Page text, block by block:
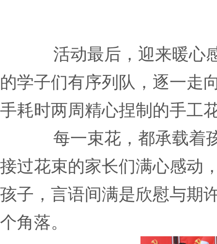
活动最后，迎来暖心
的学子们有序列队，逐一走
手耗时两周精心捏制的手工
每一束花，都承载着
接过花束的家长们满心感动
孩子，言语间满是欣慰与期
个角落。